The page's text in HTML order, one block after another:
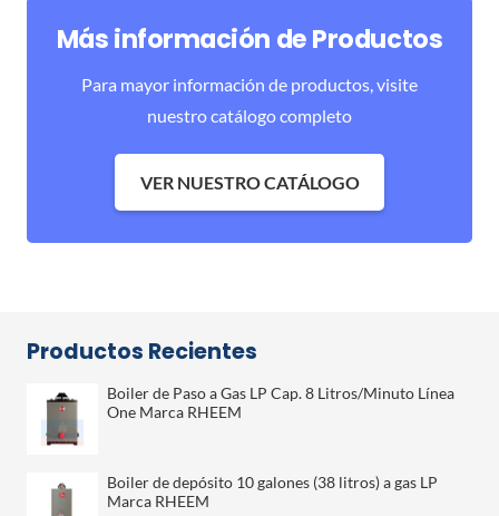
Más información de Productos
Para mayor información de productos, visite
nuestro catálogo completo
VER NUESTRO CATÁLOGO
Productos Recientes
Boiler de Paso a Gas LP Cap. 8 Litros/Minuto Línea
One Marca RHEEM
Boiler de depósito 10 galones (38 litros) a gas LP
Marca RHEEM